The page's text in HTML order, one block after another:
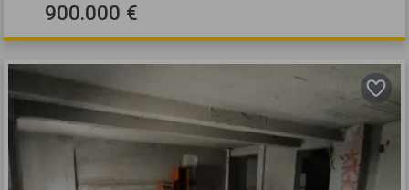
900.000 €